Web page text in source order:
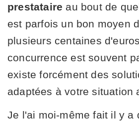
prestataire au bout de
est parfois un bon moyen
plusieurs centaines
concurrence est souvent
existe forcément des
adaptées à votre situation
Je l'ai moi-même fait il y a